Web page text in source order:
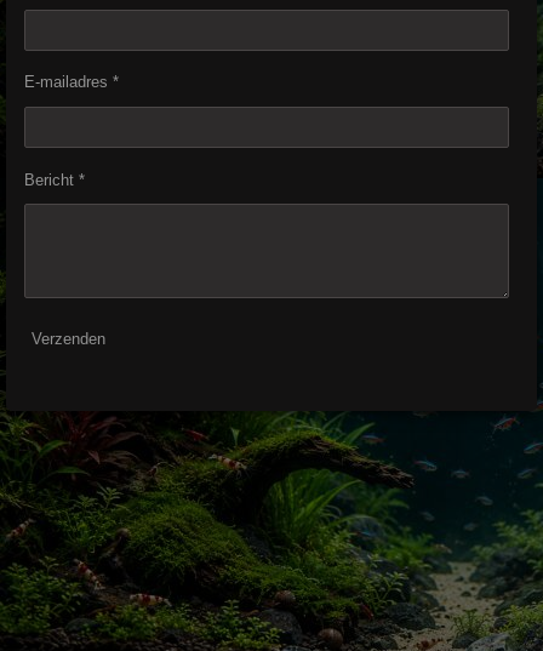
E-mailadres *
Bericht *
Verzenden